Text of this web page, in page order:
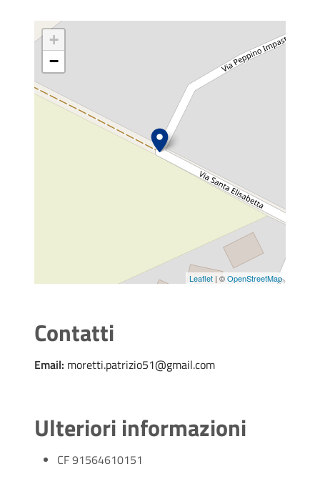
+
−
Leaflet | ©OpenStreetMap
Contatti
Email: moretti.patrizio51@gmail.com
Ulteriori informazioni
CF 91564610151